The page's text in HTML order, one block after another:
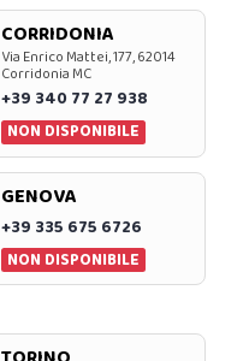
CORRIDONIA
Via Enrico Mattei, 177, 62014
Corridonia MC
+39 340 77 27 938
NON DISPONIBILE
GENOVA
+39 335 675 6726
NON DISPONIBILE